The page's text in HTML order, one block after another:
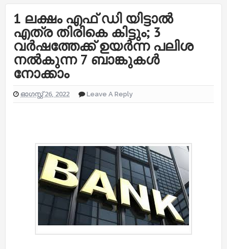
1 ലക്ഷം എഫ് ഡി യിട്ടാല്‍
എത്ര തിരികെ കിട്ടും; 3
വര്‍ഷത്തേക്ക് ഉയര്‍ന്ന പലിശ
നല്‍കുന്ന 7 ബാങ്കുകള്‍
നോക്കാം
ഓഗസ്റ്റ് 26, 2022 Leave A Reply